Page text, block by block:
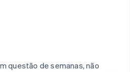
questão de semanas, não